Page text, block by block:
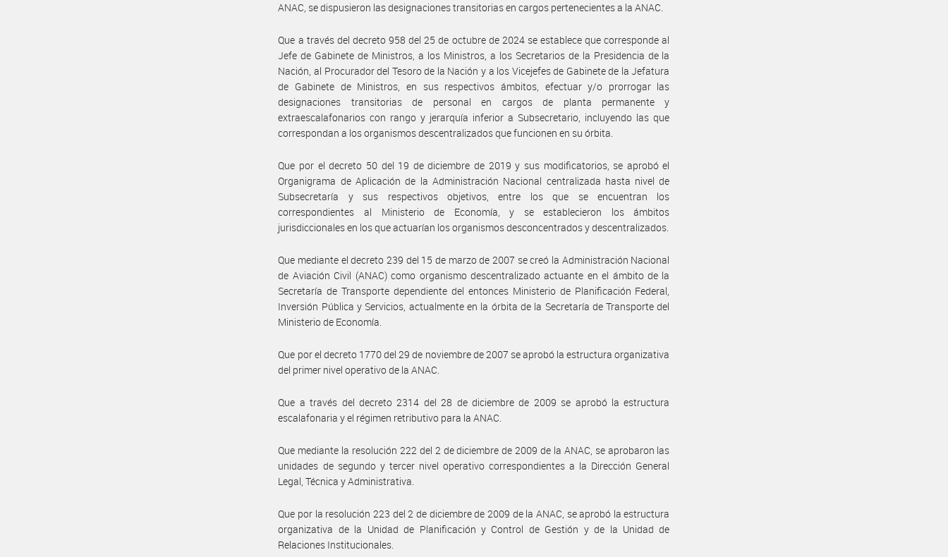
ANAC, se dispusieron las designaciones transitorias en cargos pertenecientes a la ANAC.
Que a través del decreto 958 del 25 de octubre de 2024 se establece que corresponde al
Jefe de Gabinete de Ministros, a los Ministros, a los Secretarios de la Presidencia de la
Nación, al Procurador del Tesoro de la Nación y a los Vicejefes de Gabinete de la Jefatura
de Gabinete de Ministros, en sus respectivos ámbitos, efectuar y/o prorrogar las
designaciones transitorias de personal en cargos de planta permanente y
extraescalafonarios con rango y jerarquía inferior a Subsecretario, incluyendo las que
correspondan a los organismos descentralizados que funcionen en su órbita.
Que por el decreto 50 del 19 de diciembre de 2019 y sus modificatorios, se aprobó el
Organigrama de Aplicación de la Administración Nacional centralizada hasta nivel de
Subsecretaría y sus respectivos objetivos, entre los que se encuentran los
correspondientes al Ministerio de Economía, y se establecieron los ámbitos
jurisdiccionales en los que actuarían los organismos desconcentrados y descentralizados.
Que mediante el decreto 239 del 15 de marzo de 2007 se creó la Administración Nacional
de Aviación Civil (ANAC) como organismo descentralizado actuante en el ámbito de la
Secretaría de Transporte dependiente del entonces Ministerio de Planificación Federal,
Inversión Pública y Servicios, actualmente en la órbita de la Secretaría de Transporte del
Ministerio de Economía.
Que por el decreto 1770 del 29 de noviembre de 2007 se aprobó la estructura organizativa
del primer nivel operativo de la ANAC.
Que a través del decreto 2314 del 28 de diciembre de 2009 se aprobó la estructura
escalafonaria y el régimen retributivo para la ANAC.
Que mediante la resolución 222 del 2 de diciembre de 2009 de la ANAC, se aprobaron las
unidades de segundo y tercer nivel operativo correspondientes a la Dirección General
Legal, Técnica y Administrativa.
Que por la resolución 223 del 2 de diciembre de 2009 de la ANAC, se aprobó la estructura
organizativa de la Unidad de Planificación y Control de Gestión y de la Unidad de
Relaciones Institucionales.